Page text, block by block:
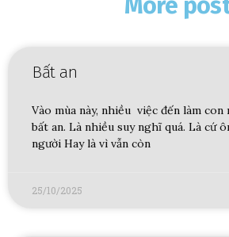
Bất an
Vào mùa này, nhiều việc đến làm con
bất an. Là nhiều suy nghĩ quá. Là cứ
người Hay là vì vẫn còn
25/10/2025